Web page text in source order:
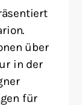
über
in der
für